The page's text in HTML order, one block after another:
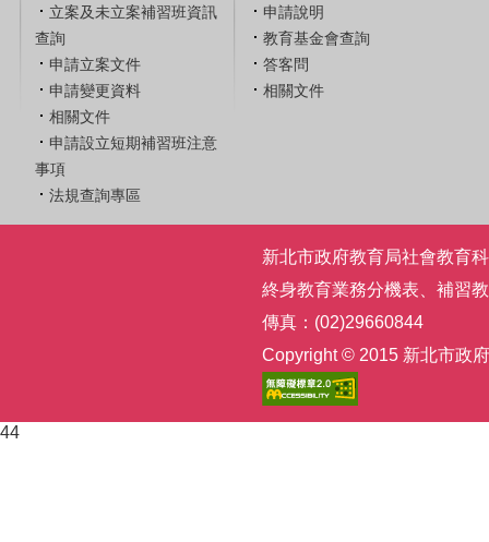
立案及未立案補習班資訊
查詢
申請立案文件
申請變更資料
相關文件
申請設立短期補習班注意
事項
法規查詢專區
申請說明
教育基金會查詢
答客問
相關文件
新北市政府教育局社會教育
終身教育業務分機表
補習
傳真：(02)29660844
Copyright © 2015 新北市政
44